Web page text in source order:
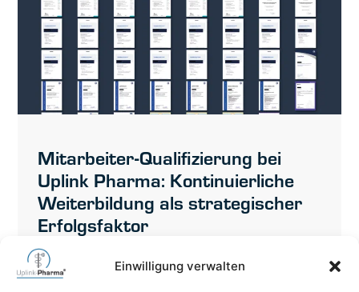
Einwilligung verwalten
Mitarbeiter-Qualifizierung bei
Uplink Pharma: Kontinuierliche
Weiterbildung als strategischer
Erfolgsfaktor
Die Anforderungen im Pharma- und
Gesundheitsmarkt wachsen stetig.